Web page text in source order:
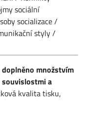
sociální
socializace /
styly /
doplněno množstvím
a
kvalita tisku,